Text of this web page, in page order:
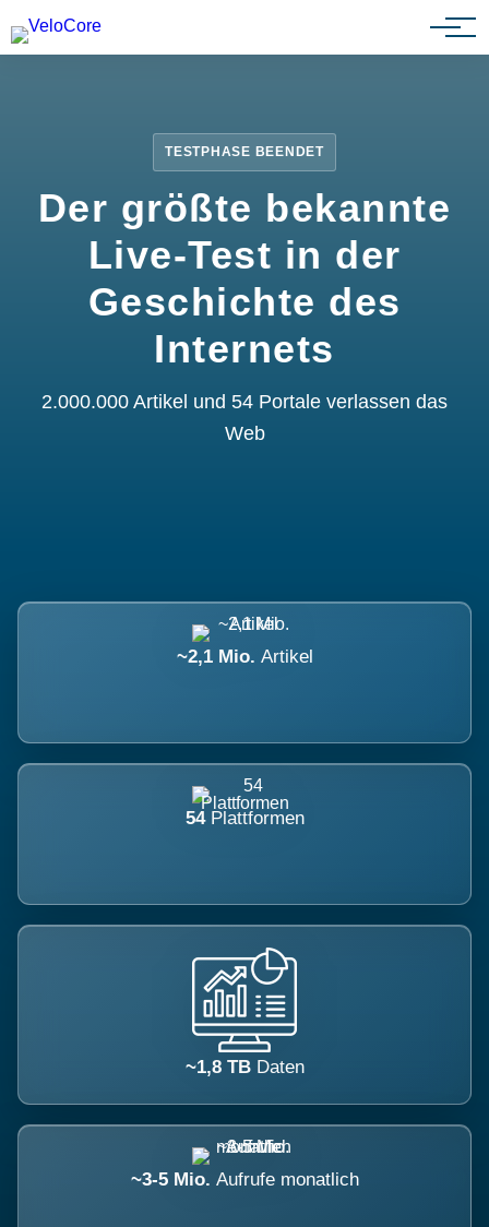
Partnerprogramm
TESTPHASE BEENDET
Der größte bekannte
Live-Test in der
Geschichte des
Internets
2.000.000 Artikel und 54 Portale verlassen das
Web
~2,1 Mio. Artikel
54 Plattformen
~1,8 TB Daten
~3-5 Mio. Aufrufe monatlich